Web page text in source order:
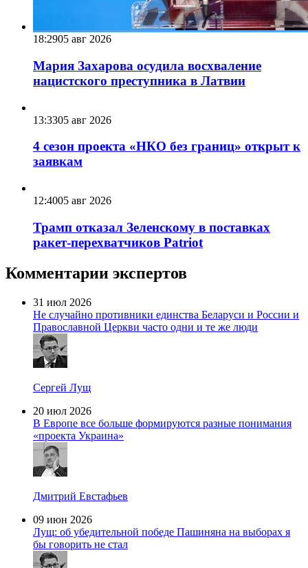
18:2905 авг 2026
Мария Захарова осудила восхваление
нацистского преступника в Латвии
13:3305 авг 2026
4 сезон проекта «НКО без границ» открыт к
заявкам
12:4005 авг 2026
Трамп отказал Зеленскому в поставках
ракет-перехватчиков Patriot
Комментарии экспертов
31 июл 2026
Не случайно противники единства Беларуси и России и
Православной Церкви часто одни и те же люди
Сергей Лущ
20 июл 2026
В Европе все больше формируются разные понимания
«проекта Украина»
Дмитрий Евстафьев
09 июн 2026
Лущ: об убедительной победе Пашиняна на выборах я
бы говорить не стал